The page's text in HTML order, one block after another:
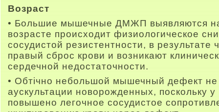
Возраст
• Большие мышечные ДМЖП выявляются
возрасте происходит физиологическое
сосудистой резистентности, в результате
правый сброс крови и возникают
сердечной недостаточности.
• Обтічно небольшой мышечный дефект
аускультации новорожденных, поскольку
повышено легочное сосудистое